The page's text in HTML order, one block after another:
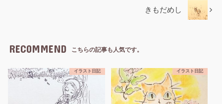
きもだめし
RECOMMEND こちらの記事も人気です。
イラスト日記 イラスト日記